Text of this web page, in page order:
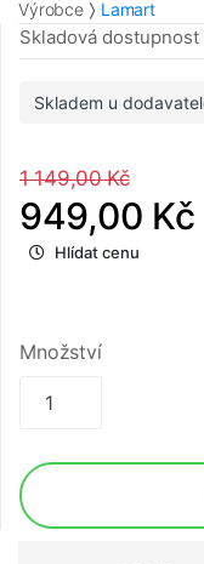
Výrobce
Lamart
Skladová dostupnost
Skladem u
1 149,00 Kč
949,00 Kč
Hlídat cenu
Množství